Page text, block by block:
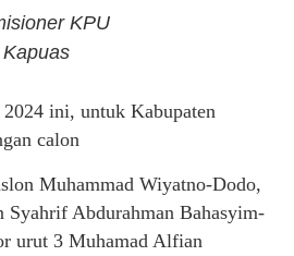
KPU
2024 ini, untuk Kabupaten
calon
Muhammad Wiyatno-Dodo,
Syahrif Abdurahman Bahasyim-
urut 3 Muhamad Alfian